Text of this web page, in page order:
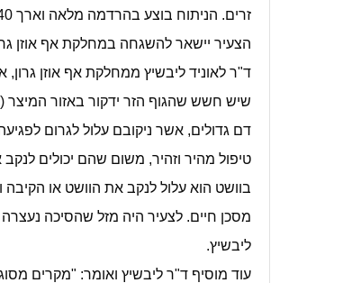
זרים. הניתוח בוצע בהרדמה מלאה וארך 40 דקות.
הצעיר יישאר להשגחה במחלקת אף אוזן
ד"ר לאוניד ליבשיץ ממחלקת אף אוזן
שיש חשש שהגוף הזר ידקור באזור המיצר
דם גדולים, אשר ניקובם עלול לגרום
טיפול מהיר וזהיר, משום שהם יכולים
בוושט הוא עלול לנקב את הוושט או הקיבה
מסכן חיים. לצעיר היה מזל שהסיכה
ליבשיץ.
עוד מוסיף ד"ר ליבשיץ ואומר: "מקרים